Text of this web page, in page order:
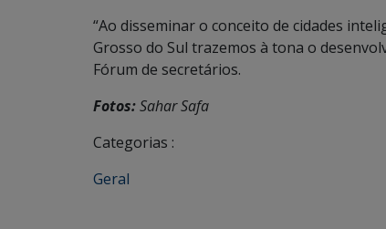
“Ao disseminar o conceito de cidades
Grosso do Sul trazemos à tona o
Fórum de secretários.
Fotos:Sahar Safa
Categorias :
Geral